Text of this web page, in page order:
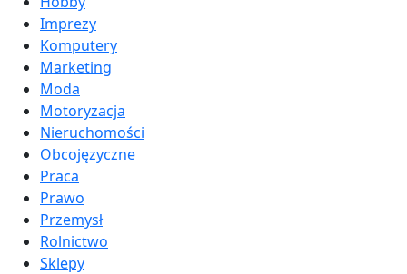
Imprezy
Komputery
Marketing
Moda
Motoryzacja
Nieruchomości
Obcojęzyczne
Praca
Prawo
Przemysł
Rolnictwo
Sklepy